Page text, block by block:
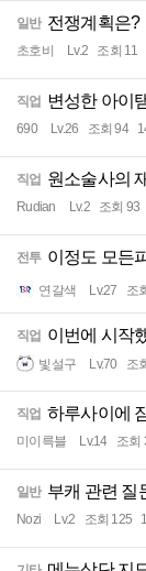
일반 전쟁계획은?
초호비 Lv.2 조회 11
직업 변성한 아이
690 Lv.26 조회 94
직업 원소술사의
Rudian Lv.2 조회 93
전투 이정도 모든
연갈색 Lv.27 조
직업 이번에 시작
빛설구 Lv.70 조
직업 하루사이에
미이륵블 Lv.14 조회
일반 부캐 관련 질
Nozi Lv.2 조회 125